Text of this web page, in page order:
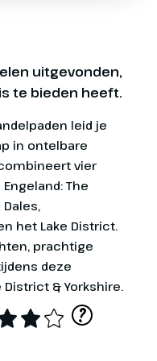
uitgevonden,
te bieden heeft.
leid je
in ontelbare
vier
The
het Lake District.
prachtige
deze
& Yorkshire.
?
en Haarlem
Daar
van de ferry
(James Herriott
Army Museum &
tot dag
we uiteraard veel op
jouw koffer daarom